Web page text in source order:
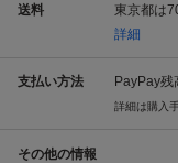
送料 東京都は
詳細
支払い方法 PayPay
詳細は購入
その他の情報